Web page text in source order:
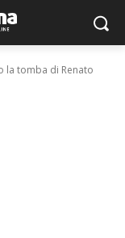
la tomba di Renato